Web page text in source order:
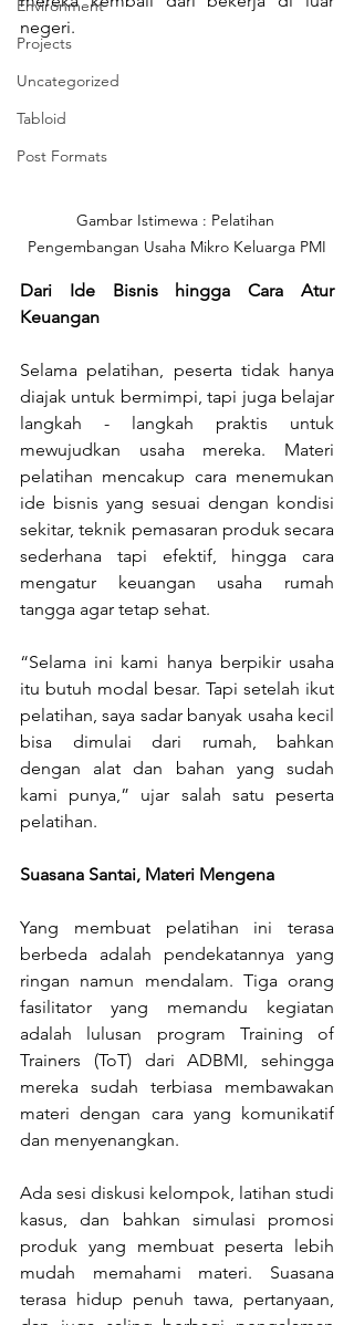
Environment
Projects
Uncategorized
Tabloid
Post Formats
negeri.
Gambar Istimewa : Pelatihan
Pengembangan Usaha Mikro Keluarga PMI
Dari Ide Bisnis hingga Cara Atur
Keuangan
Selama pelatihan, peserta tidak hanya
diajak untuk bermimpi, tapi juga belajar
langkah - langkah praktis untuk
mewujudkan usaha mereka. Materi
pelatihan mencakup cara menemukan
ide bisnis yang sesuai dengan kondisi
sekitar, teknik pemasaran produk secara
sederhana tapi efektif, hingga cara
mengatur keuangan usaha rumah
tangga agar tetap sehat.
“Selama ini kami hanya berpikir usaha
itu butuh modal besar. Tapi setelah ikut
pelatihan, saya sadar banyak usaha kecil
bisa dimulai dari rumah, bahkan
dengan alat dan bahan yang sudah
kami punya,” ujar salah satu peserta
pelatihan.
Suasana Santai, Materi Mengena
Yang membuat pelatihan ini terasa
berbeda adalah pendekatannya yang
ringan namun mendalam. Tiga orang
fasilitator yang memandu kegiatan
adalah lulusan program Training of
Trainers (ToT) dari ADBMI, sehingga
mereka sudah terbiasa membawakan
materi dengan cara yang komunikatif
dan menyenangkan.
Ada sesi diskusi kelompok, latihan studi
kasus, dan bahkan simulasi promosi
produk yang membuat peserta lebih
mudah memahami materi. Suasana
terasa hidup penuh tawa, pertanyaan,